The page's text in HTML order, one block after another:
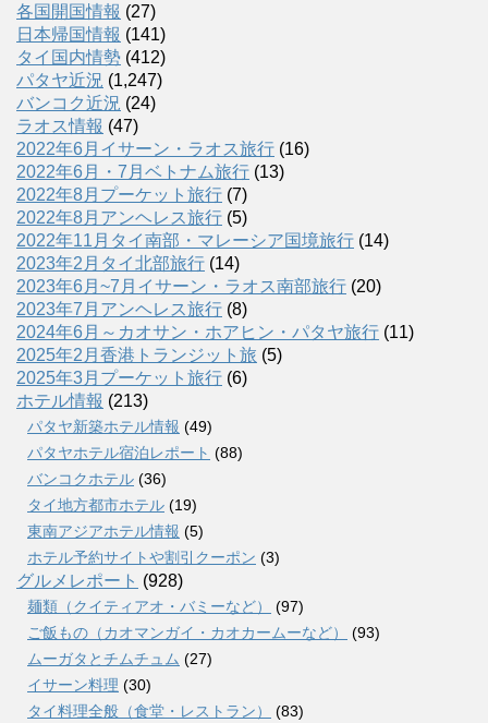
各国開国情報 (27)
日本帰国情報 (141)
タイ国内情勢 (412)
パタヤ近況 (1,247)
バンコク近況 (24)
ラオス情報 (47)
2022年6月イサーン・ラオス旅行 (16)
2022年6月・7月ベトナム旅行 (13)
2022年8月プーケット旅行 (7)
2022年8月アンヘレス旅行 (5)
2022年11月タイ南部・マレーシア国境旅行 (14)
2023年2月タイ北部旅行 (14)
2023年6月~7月イサーン・ラオス南部旅行 (20)
2023年7月アンヘレス旅行 (8)
2024年6月～カオサン・ホアヒン・パタヤ旅行 (11)
2025年2月香港トランジット旅 (5)
2025年3月プーケット旅行 (6)
ホテル情報 (213)
パタヤ新築ホテル情報 (49)
パタヤホテル宿泊レポート (88)
バンコクホテル (36)
タイ地方都市ホテル (19)
東南アジアホテル情報 (5)
ホテル予約サイトや割引クーポン (3)
グルメレポート (928)
麺類（クイティアオ・バミーなど）
(97)
ご飯もの（カオマンガイ・カオカームーなど）
(93)
ムーガタとチムチュム (27)
イサーン料理 (30)
タイ料理全般（食堂・レストラン）
(83)